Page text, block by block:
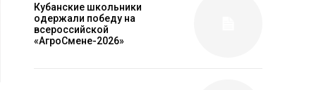
Кубанские школьники
одержали победу на
всероссийской
«АгроСмене-2026»